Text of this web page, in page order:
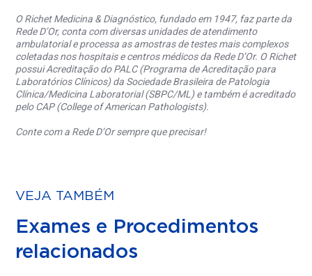
O Richet Medicina & Diagnóstico, fundado em 1947, faz parte da
Rede D’Or, conta com diversas unidades de atendimento
ambulatorial e processa as amostras de testes mais complexos
coletadas nos hospitais e centros médicos da Rede D’Or. O Richet
possui Acreditação do PALC (Programa de Acreditação para
Laboratórios Clínicos) da Sociedade Brasileira de Patologia
Clínica/Medicina Laboratorial (SBPC/ML) e também é acreditado
pelo CAP (College of American Pathologists).
Conte com a Rede D’Or sempre que precisar!
VEJA TAMBÉM
Exames e Procedimentos
relacionados